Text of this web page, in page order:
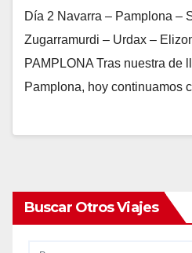
Día 2 Navarra – Pamplona –
Zugarramurdi – Urdax –
PAMPLONA Tras nuestra de
Pamplona, hoy continuamos
Buscar Otros Viajes